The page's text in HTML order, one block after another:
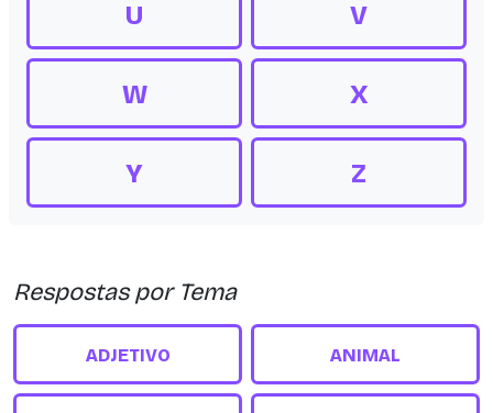
U V
W X
Y Z
Respostas por Tema
ADJETIVO ANIMAL